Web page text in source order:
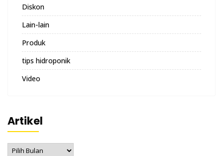
Diskon
Lain-lain
Produk
tips hidroponik
Video
Artikel
Artikel